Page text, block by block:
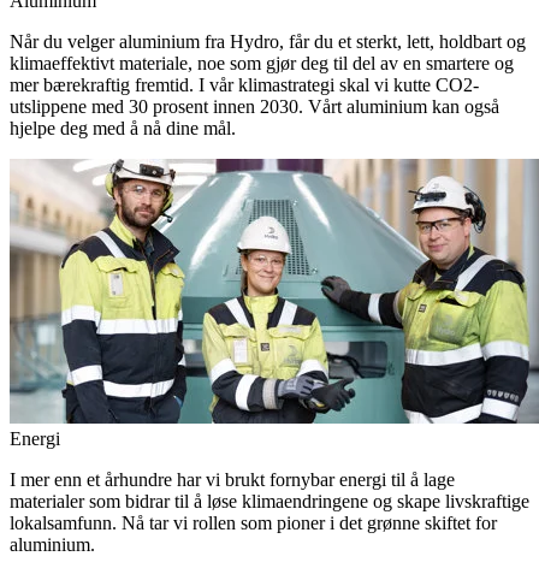
Når du velger aluminium fra Hydro, får du et sterkt, lett, holdbart og
klimaeffektivt materiale, noe som gjør deg til del av en smartere og
mer bærekraftig fremtid. I vår klimastrategi skal vi kutte CO2-
utslippene med 30 prosent innen 2030. Vårt aluminium kan også
hjelpe deg med å nå dine mål.
Energi
I mer enn et århundre har vi brukt fornybar energi til å lage
materialer som bidrar til å løse klimaendringene og skape livskraftige
lokalsamfunn. Nå tar vi rollen som pioner i det grønne skiftet for
aluminium.